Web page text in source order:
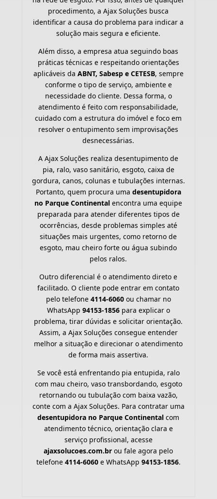
procedimento, a Ajax Soluções busca
identificar a causa do problema para indicar a
solução mais segura e eficiente.
Além disso, a empresa atua seguindo boas
práticas técnicas e respeitando orientações
aplicáveis da ABNT, Sabesp e CETESB, sempre
conforme o tipo de serviço, ambiente e
necessidade do cliente. Dessa forma, o
atendimento é feito com responsabilidade,
cuidado com a estrutura do imóvel e foco em
resolver o entupimento sem improvisações
desnecessárias.
A Ajax Soluções realiza desentupimento de
pia, ralo, vaso sanitário, esgoto, caixa de
gordura, canos, colunas e tubulações internas.
Portanto, quem procura uma desentupidora
no Parque Continental encontra uma equipe
preparada para atender diferentes tipos de
ocorrências, desde problemas simples até
situações mais urgentes, como retorno de
esgoto, mau cheiro forte ou água subindo
pelos ralos.
Outro diferencial é o atendimento direto e
facilitado. O cliente pode entrar em contato
pelo telefone 4114-6060ou chamar no
WhatsApp 94153-1856para explicar o
problema, tirar dúvidas e solicitar orientação.
Assim, a Ajax Soluções consegue entender
melhor a situação e direcionar o atendimento
de forma mais assertiva.
Se você está enfrentando pia entupida, ralo
com mau cheiro, vaso transbordando, esgoto
retornando ou tubulação com baixa vazão,
conte com a Ajax Soluções. Para contratar uma
desentupidora no Parque Continental com
atendimento técnico, orientação clara e
serviço profissional, acesse
ajaxsolucoes.com.br ou fale agora pelo
telefone 4114-6060e WhatsApp 94153-1856.